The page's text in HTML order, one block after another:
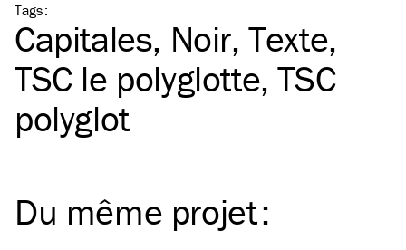
Tags:
Capitales Noir Texte
TSCle polyglotte TSC
polyglot
Du même projet: